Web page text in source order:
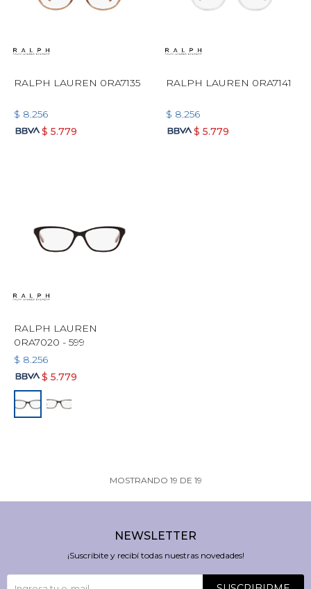
RALPH LAUREN 0RA7135
$ 8.256
$ 5.779
RALPH LAUREN 0RA7141
$ 8.256
$ 5.779
RALPH LAUREN
0RA7020 - 599
$ 8.256
$ 5.779
MOSTRANDO 19 DE 19
NEWSLETTER
¡Suscribite y recibí todas nuestras novedades!